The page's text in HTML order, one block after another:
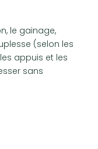
le gainage,
(selon les
appuis et les
sans